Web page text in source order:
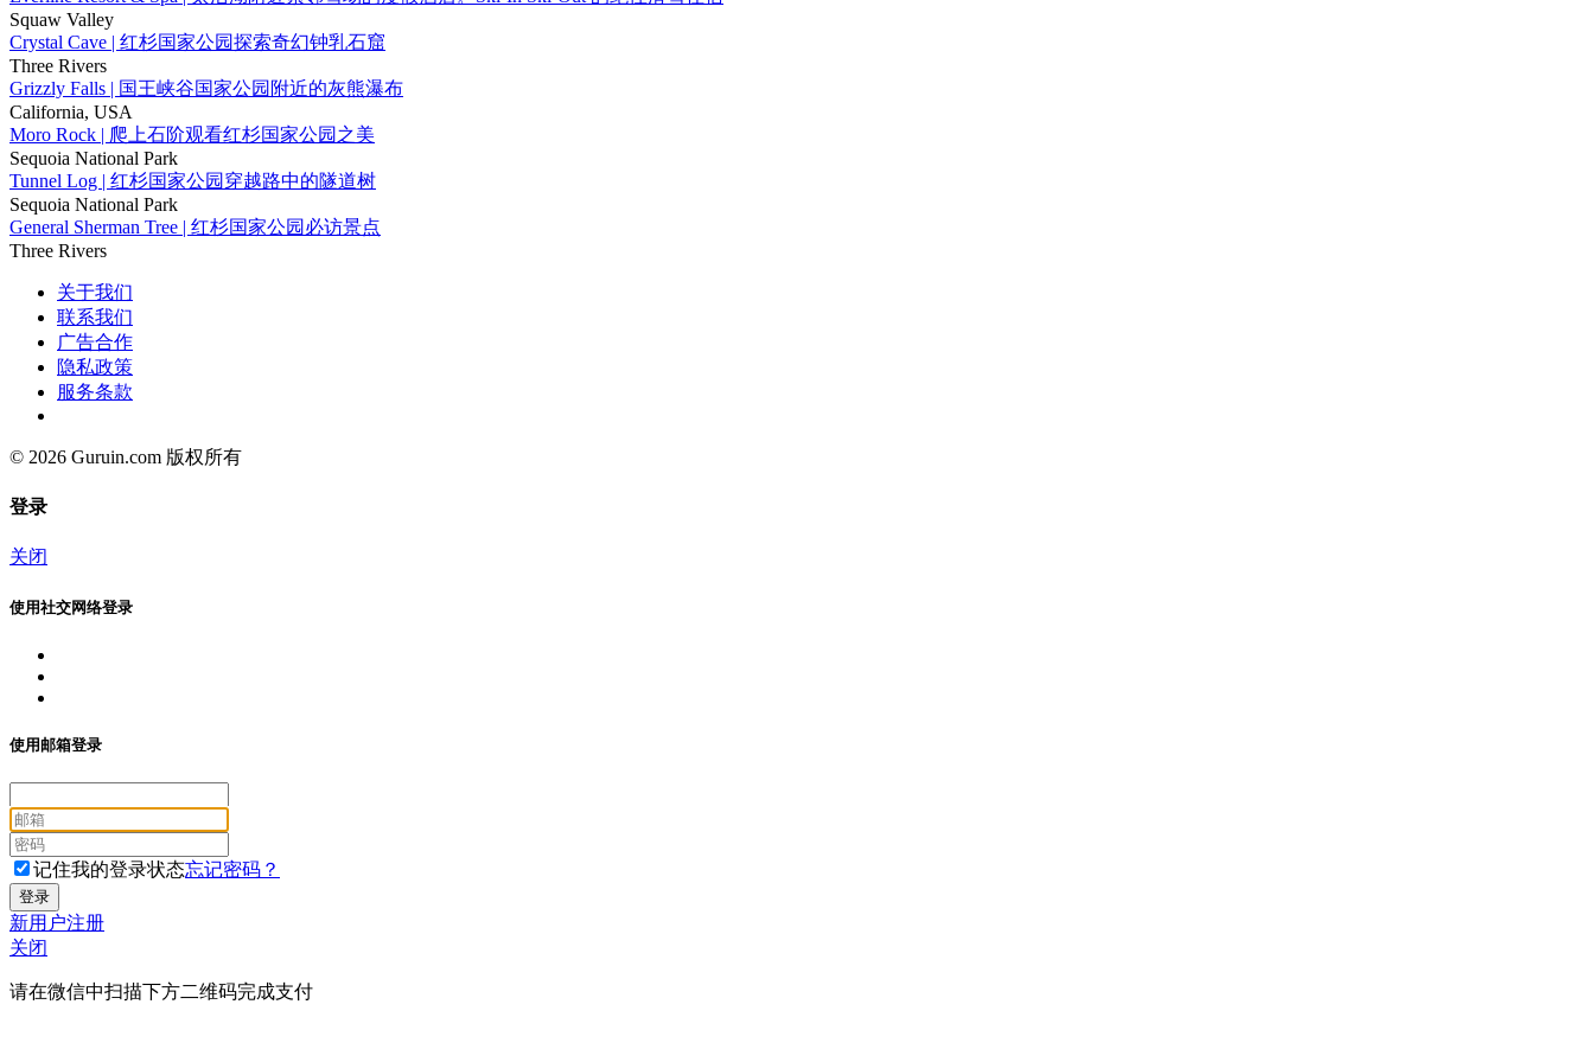
Squaw Valley
Crystal Cave | 红杉国家公园探索奇幻钟乳石窟
Three Rivers
Grizzly Falls | 国王峡谷国家公园附近的灰熊瀑布
California, USA
Moro Rock | 爬上石阶观看红杉国家公园之美
Sequoia National Park
Tunnel Log | 红杉国家公园穿越路中的隧道树
Sequoia National Park
General Sherman Tree | 红杉国家公园必访景点
Three Rivers
关于我们
联系我们
广告合作
隐私政策
服务条款
© 2026 Guruin.com 版权所有
登录
关闭
使用社交网络登录
使用邮箱登录
记住我的登录状态忘记密码？
新用户注册
关闭
请在微信中扫描下方二维码完成支付